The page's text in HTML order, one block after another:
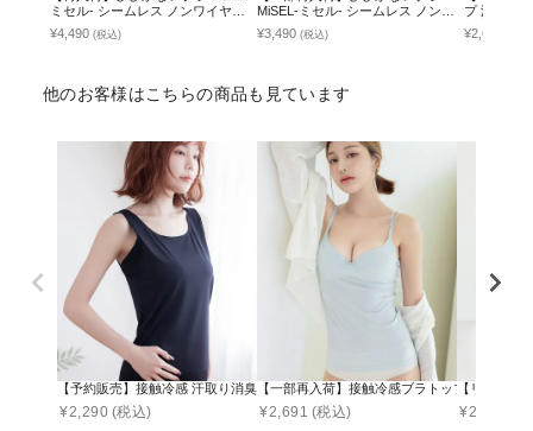
ミセル- シームレス ノンワイヤー
ブラ＆ショーツ
¥4,490 (税込)
MiSEL-ミセル- シームレス ノンワ
イヤーブラ 【ブラ単品】
¥3,490 (税込)
プ 深V型/U
べる3タイ
Volume+》
¥2,691
他のお客様はこちらの商品も見ています
【予約販売】接触冷感 汗取り消臭インナー タンクトップ ハイバック型 Uバック
¥2,290 (税込)
【一部再入荷】接触冷感ブラトップ 深V型/U
¥2,691 (税込)
【リニュー
¥2,990